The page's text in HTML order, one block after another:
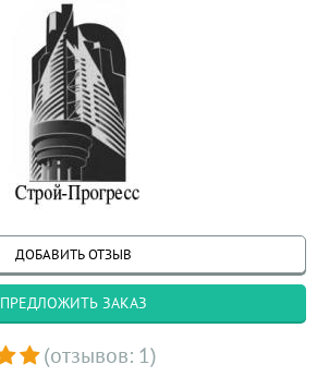
ДОБАВИТЬ ОТЗЫВ
ПРЕДЛОЖИТЬ ЗАКАЗ
(отзывов: 1)